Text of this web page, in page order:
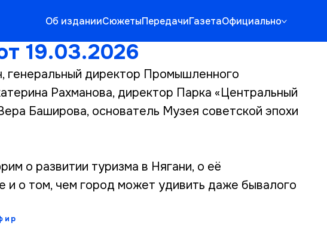
Об изданииСюжетыПередачиГазетаОфициально
19.03.2026
генеральный директор Промышленного
Рахманова, директор Парка «Центральный
Баширова, основатель Музея советской эпохи
о развитии туризма в Нягани, о её
и о том, чем город может удивить даже бывалого